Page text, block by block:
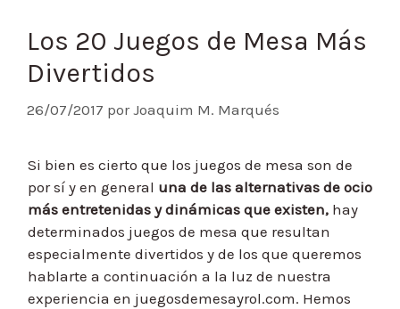
Los 20 Juegos de Mesa Más
Divertidos
26/07/2017 porJoaquim M. Marqués
Si bien es cierto que los juegos de mesa son de
por sí y en general una de las alternativas de ocio
más entretenidas y dinámicas que existen, hay
determinados juegos de mesa que resultan
especialmente divertidos y de los que queremos
hablarte a continuación a la luz de nuestra
experiencia en juegosdemesayrol.com. Hemos